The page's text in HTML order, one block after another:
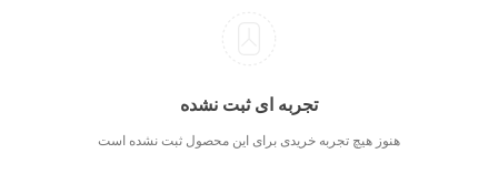
تجربه ای ثبت نشده
هنوز هیچ تجربه خریدی برای این محصول ثبت نشده است